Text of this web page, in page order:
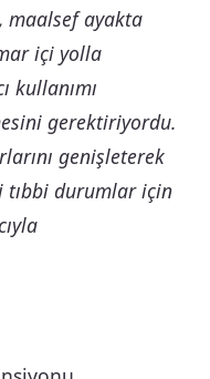
maalsef ayakta
içi yolla
kullanımı
gerektiriyordu.
genişleterek
tıbbi durumlar için